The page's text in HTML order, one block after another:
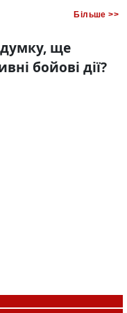
Більше >>
ще
бойові дії?